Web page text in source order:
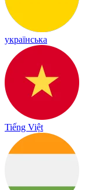
українська
Tiếng Việt